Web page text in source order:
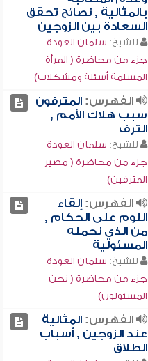
بالمثالية , نصائح تحقق
السعادة بين الزوجين
للشيخ: سلمان العودة
جزء من محاضرة ( المرأة
المسلمة أسئلة ومشكلات)
الفهرس:المترفون
سبب هلاك الأمم ,
الترف
للشيخ: سلمان العودة
جزء من محاضرة ( مصير
المترفين)
الفهرس:إلقاء
اللوم على الحكام ,
من الذي نحمله
المسئولية
للشيخ: سلمان العودة
جزء من محاضرة ( نحن
المسئولون)
الفهرس:المثالية
عند الزوجين , أسباب
الطلاق